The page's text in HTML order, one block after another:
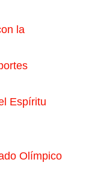
la
Espíritu
Olímpico